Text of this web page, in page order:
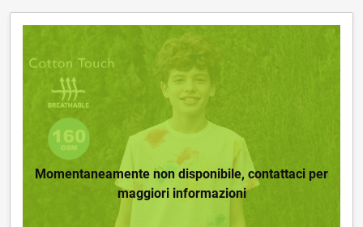
Momentaneamente non disponibile, contattaci per
maggiori informazioni